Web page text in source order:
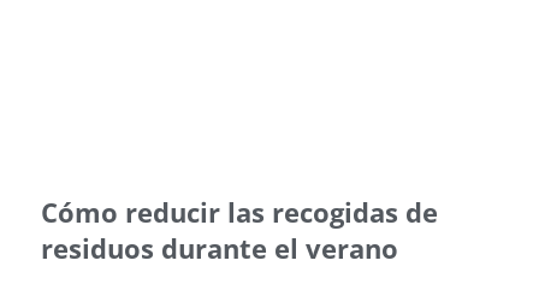
Cómo reducir las recogidas de
residuos durante el verano